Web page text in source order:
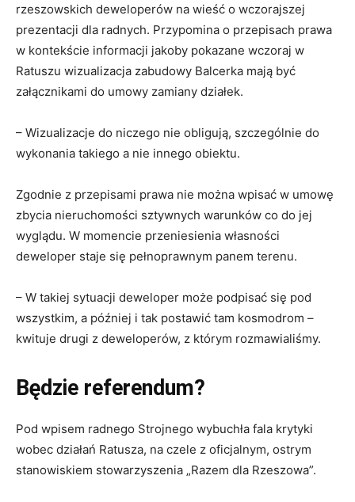
rzeszowskich deweloperów na wieść o wczorajszej
prezentacji dla radnych. Przypomina o przepisach prawa
w kontekście informacji jakoby pokazane wczoraj w
Ratuszu wizualizacja zabudowy Balcerka mają być
załącznikami do umowy zamiany działek.
– Wizualizacje do niczego nie obligują, szczególnie do
wykonania takiego a nie innego obiektu.
Zgodnie z przepisami prawa nie można wpisać w umowę
zbycia nieruchomości sztywnych warunków co do jej
wyglądu. W momencie przeniesienia własności
deweloper staje się pełnoprawnym panem terenu.
– W takiej sytuacji deweloper może podpisać się pod
wszystkim, a później i tak postawić tam kosmodrom –
kwituje drugi z deweloperów, z którym rozmawialiśmy.
Będzie referendum?
Pod wpisem radnego Strojnego wybuchła fala krytyki
wobec działań Ratusza, na czele z oficjalnym, ostrym
stanowiskiem stowarzyszenia „Razem dla Rzeszowa”.